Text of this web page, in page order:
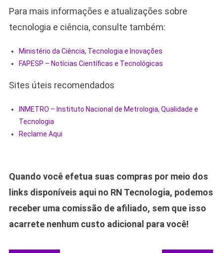
Para mais informações e atualizações sobre
tecnologia e ciência, consulte também:
Ministério da Ciência, Tecnologia e Inovações
FAPESP – Notícias Científicas e Tecnológicas
Sites úteis recomendados
INMETRO – Instituto Nacional de Metrologia, Qualidade e
Tecnologia
Reclame Aqui
Quando você efetua suas compras por meio dos
links disponíveis aqui no RN Tecnologia, podemos
receber uma comissão de afiliado, sem que isso
acarrete nenhum custo adicional para você!